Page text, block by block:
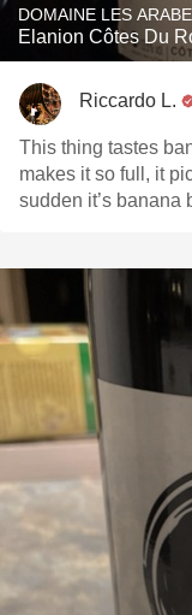
DOMAINE LES
Elanion Côtes Du
Riccardo L.
This thing tastes
makes it so full, it
sudden it’s banana